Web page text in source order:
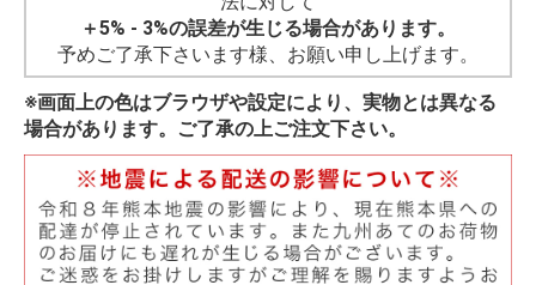
＋5% - 3%の誤差が生じる場合があります。
予めご了承下さいます様、お願い申し上げます。
※画面上の色はブラウザや設定により、実物とは異なる
場合があります。ご了承の上ご注文下さい。